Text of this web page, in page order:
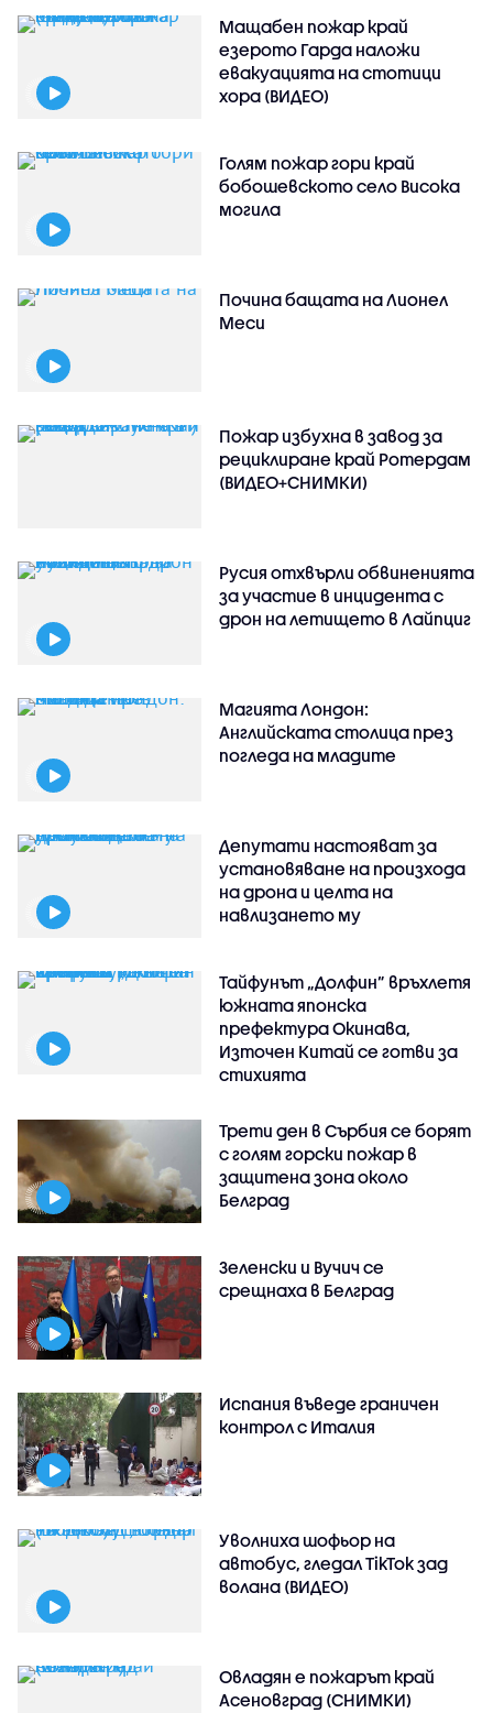
Мащабен пожар край
езерото Гарда наложи
евакуацията на стотици
хора (ВИДЕО)
Голям пожар гори край
бобошевското село Висока
могила
Почина бащата на Лионел
Меси
Пожар избухна в завод за
рециклиране край Ротердам
(ВИДЕО+СНИМКИ)
Русия отхвърли обвиненията
за участие в инцидента с
дрон на летището в Лайпциг
Магията Лондон:
Английската столица през
погледа на младите
Депутати настояват за
установяване на произхода
на дрона и целта на
навлизането му
Тайфунът „Долфин” връхлетя
южната японска
префектура Окинава,
Източен Китай се готви за
стихията
Трети ден в Сърбия се борят
с голям горски пожар в
защитена зона около
Белград
Зеленски и Вучич се
срещнаха в Белград
Испания въведе граничен
контрол с Италия
Уволниха шофьор на
автобус, гледал TikTok зад
волана (ВИДЕО)
Овладян е пожарът край
Асеновград (СНИМКИ)